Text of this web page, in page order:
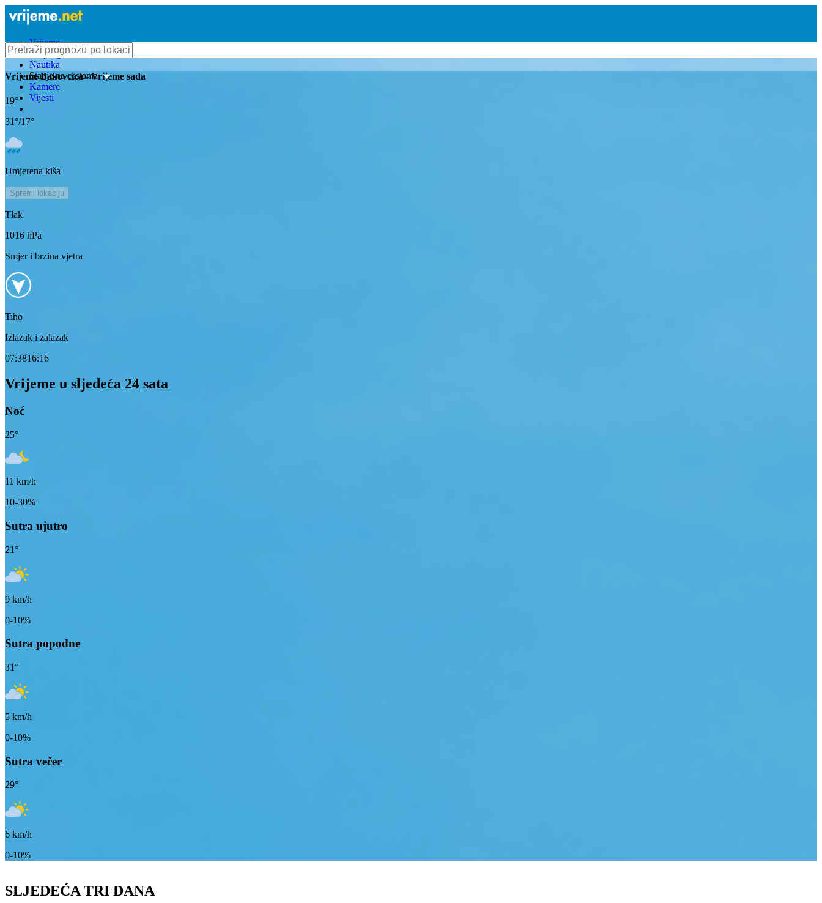
Vrijeme
Bioprognoza
Nautika
Stanje na cestama
Kamere
Vijesti
VrijemeBakovcica- Vrijeme sada
19°
31°/17°
Umjerena kiša
Spremi lokaciju
Tlak
1016 hPa
Smjer i brzina vjetra
Tiho
Izlazak i zalazak
07:3816:16
Vrijeme u sljedeća 24 sata
Noć
25°
11 km/h
10-30%
Sutra ujutro
21°
9 km/h
0-10%
Sutra popodne
31°
5 km/h
0-10%
Sutra večer
29°
6 km/h
0-10%
SLJEDEĆA TRI DANA